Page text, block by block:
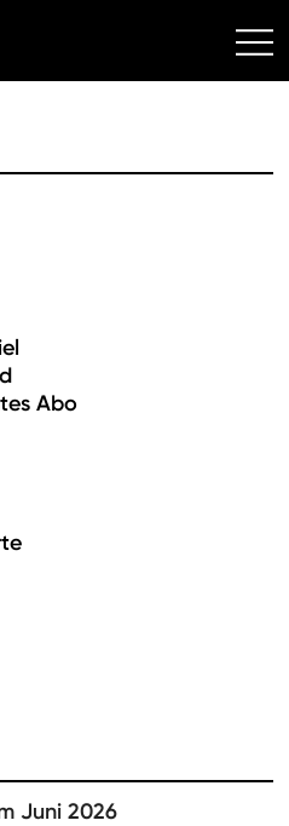
Kulturhaus Lüdenscheid
Abo
Juni 2026